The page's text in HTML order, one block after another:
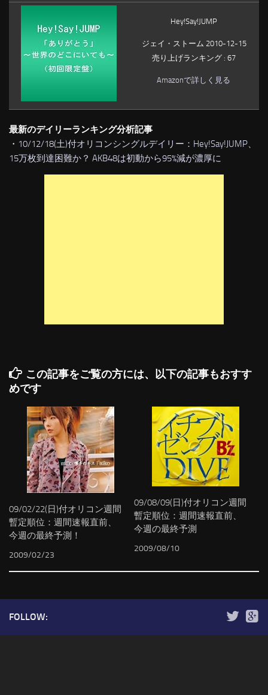
Hey!Say!JUMP
ジェイ・ストーム 2010-12-15
売り上げランキング : 67
Amazonで詳しく見る
最新のデイリーランキング分析記事
・ 10/12/18(土)付オリコンシングルデイリー：Hey!Say!JUMP、
15万枚到達困難か？ AKB48は初動から95%減が濃厚に
この記事をご覧の方には、以下の記事もおすす
めです
09/02/22(日)付オリコン週間
暫定順位：週間速報直前、
今週の最終予測！
2009/02/23
09/08/09(日)付オリコン週間
暫定順位：週間速報直前、
今週の最終予測
2009/08/10
FOLLOW: